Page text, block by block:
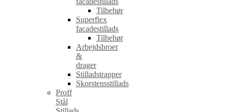
Tilbehør
Superflex
facadestillads
Tilbehør
Arbejdsbroer
&
drager
Stilladstrapper
Skorstensstillads
Proff
Stål